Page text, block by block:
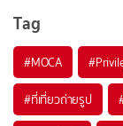
Tag
#MOCA
#ที่เที่ยวถ่ายรูป